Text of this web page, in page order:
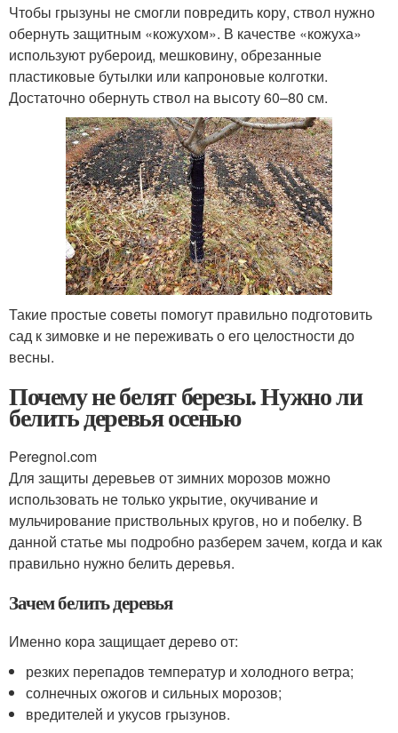
Чтобы грызуны не смогли повредить кору, ствол нужно
обернуть защитным «кожухом». В качестве «кожуха»
используют рубероид, мешковину, обрезанные
пластиковые бутылки или капроновые колготки.
Достаточно обернуть ствол на высоту 60–80 см.
Такие простые советы помогут правильно подготовить
сад к зимовке и не переживать о его целостности до
весны.
Почему не белят березы. Нужно ли
белить деревья осенью
Peregnoi.com
Для защиты деревьев от зимних морозов можно
использовать не только укрытие, окучивание и
мульчирование приствольных кругов, но и побелку. В
данной статье мы подробно разберем зачем, когда и как
правильно нужно белить деревья.
Зачем белить деревья
Именно кора защищает дерево от:
резких перепадов температур и холодного ветра;
солнечных ожогов и сильных морозов;
вредителей и укусов грызунов.